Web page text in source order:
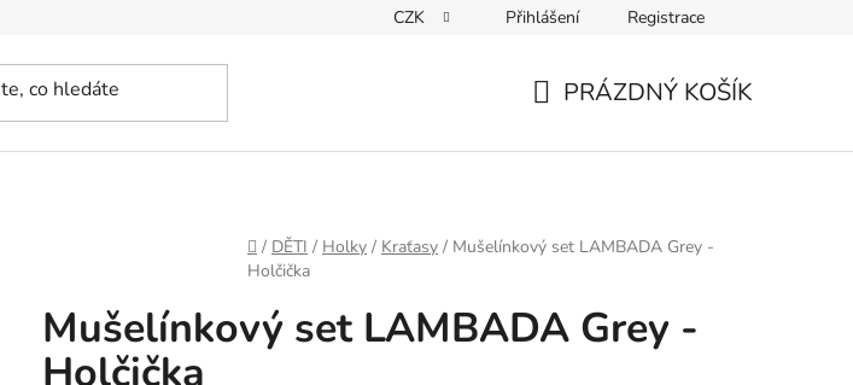
Podmínky ochrany osobních údajů
CZK Přihlášení Registrace
PRÁZDNÝ KOŠÍK
Domů
/ DĚTI / Holky / Kraťasy / Mušelínkový set LAMBADA Grey -
Holčička
Mušelínkový set LAMBADA Grey -
Holčička